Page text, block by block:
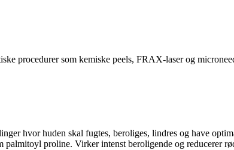
procedurer som kemiske peels, FRAX-laser og
hvor huden skal fugtes, beroliges, lindres og have
palmitoyl proline. Virker intenst beroligende og reducerer